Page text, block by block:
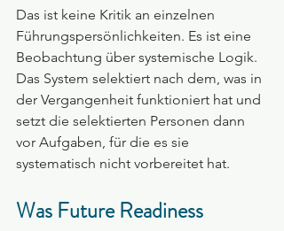
Das ist keine Kritik an einzelnen
Führungspersönlichkeiten. Es ist eine
Beobachtung über systemische Logik.
Das System selektiert nach dem, was in
der Vergangenheit funktioniert hat und
setzt die selektierten Personen dann
vor Aufgaben, für die es sie
systematisch nicht vorbereitet hat.
Was Future Readiness